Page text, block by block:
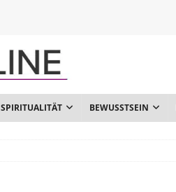
SPIRITUALITÄT BEWUSSTSEIN